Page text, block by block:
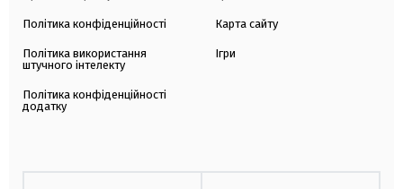
Політика конфіденційності
Політика використання
штучного інтелекту
Політика конфіденційності
додатку
Карта сайту
Ігри